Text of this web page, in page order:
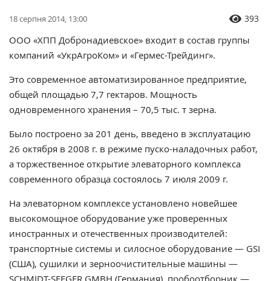
18 серпня 2014, 13:00 393
ООО «ХПП Добронадиевское» входит в состав группы
компаний «УкрАгроКом» и «Гермес-Трейдинг».
Это современное автоматизированное предприятие,
общей площадью 7,7 гектаров. Мощность
одновременного хранения – 70,5 тыс. т зерна.
Было построено за 201 день, введено в эксплуатацию
26 октября в 2008 г. в режиме пуско-наладочных работ,
а торжественное открытие элеваторного комплекса
современного образца состоялось 7 июля 2009 г.
На элеваторном комплексе установлено новейшее
высокомощное оборудование уже проверенных
иностранных и отечественных производителей:
транспортные системы и силосное оборудование — GSI
(США), сушилки и зерноочистительные машины —